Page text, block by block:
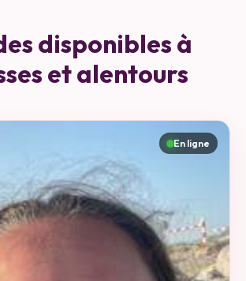
disponibles à
et alentours
En ligne